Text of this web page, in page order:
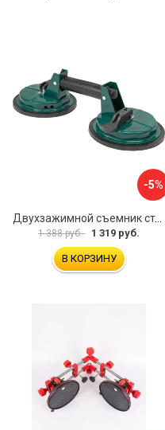
-5%
Двухзажимной съемник стекол Rockforce RF-63404(18564)
1 388 руб. 1 319 руб.
В КОРЗИНУ